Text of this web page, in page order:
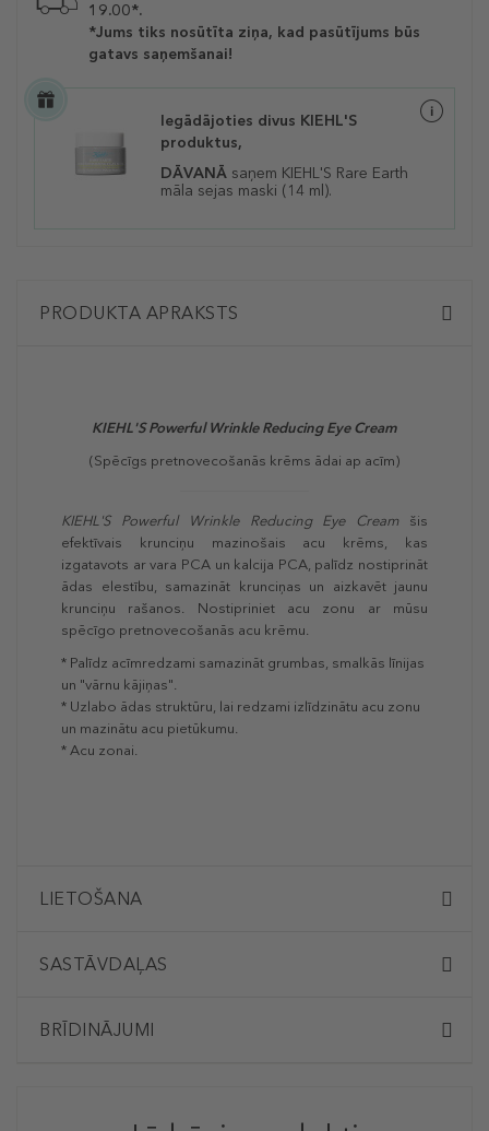
19.00*.
*Jums tiks nosūtīta ziņa, kad pasūtījums būs
gatavs saņemšanai!
Iegādājoties divus KIEHL'S
produktus,
DĀVANĀ saņem KIEHL'S Rare Earth
māla sejas maski (14 ml).
PRODUKTA APRAKSTS
KIEHL'S Powerful Wrinkle Reducing Eye Cream
(Spēcīgs pretnovecošanās krēms ādai ap acīm)
KIEHL'S Powerful Wrinkle Reducing Eye Cream šis
efektīvais krunciņu mazinošais acu krēms, kas
izgatavots ar vara PCA un kalcija PCA, palīdz nostiprināt
ādas elestību, samazināt krunciņas un aizkavēt jaunu
krunciņu rašanos. Nostipriniet acu zonu ar mūsu
spēcīgo pretnovecošanās acu krēmu.
* Palīdz acīmredzami samazināt grumbas, smalkās līnijas
un "vārnu kājiņas".
* Uzlabo ādas struktūru, lai redzami izlīdzinātu acu zonu
un mazinātu acu pietūkumu.
* Acu zonai.
LIETOŠANA
SASTĀVDAĻAS
BRĪDINĀJUMI